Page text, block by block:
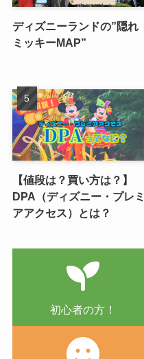
ディズニーランドの”隠れ
ミッキーMAP”
【値段は？買い方は？】
DPA（ディズニー・プレミ
アアクセス）とは？
初心者の方！